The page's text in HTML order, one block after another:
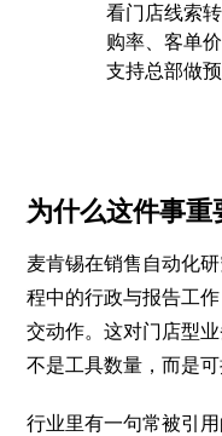
看门店线索
购率、客单价
支持总部做
为什么这件事重
麦肯锡在销售自动化
程中的行政与报告工
交动作。这对门店型
不是工具数量，而是
行业里有一句常被引